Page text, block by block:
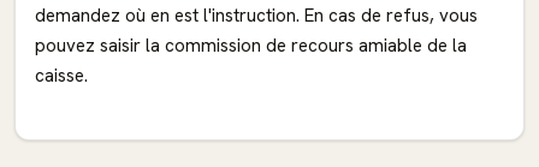
demandez où en est l'instruction. En cas de refus, vous
pouvez saisir la commission de recours amiable de la
caisse.